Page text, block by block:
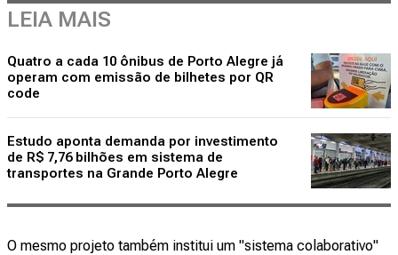
LEIA MAIS
Quatro a cada 10 ônibus de Porto Alegre já
operam com emissão de bilhetes por QR
code
Estudo aponta demanda por investimento
de R$ 7,76 bilhões em sistema de
transportes na Grande Porto Alegre
O mesmo projeto também institui um "sistema colaborativo"